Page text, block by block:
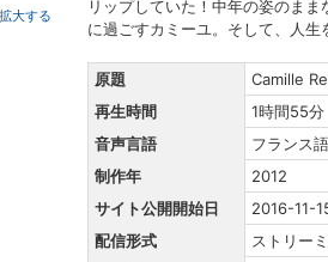
大する
リップしていた！中年の姿のま
に過ごすカミーユ。そして、人
原題 Camille
再生時間
1時間55分
音声言語
フランス語
制作年
2012
サイト公開開始日
2016-11-
配信形式
ストリー